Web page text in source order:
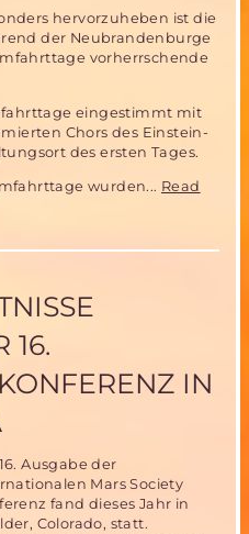
hervorzuheben ist die
der Neubrandenburge
vorherrschende
eingestimmt mit
Chors des Einstein-
des ersten Tages.
wurden... Read
16.
IN
Ausgabe der
Mars Society
fand dieses Jahr in
Colorado, statt.